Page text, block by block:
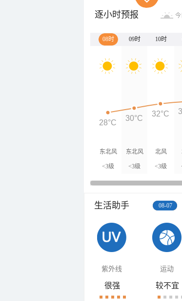
逐小时预报
08时 09时 10时
东北风
<3级
东北风
<3级
北风
<3级
28°C
30°C
32°C
生活助手 08-07
紫外线 运动
很强 较不宜